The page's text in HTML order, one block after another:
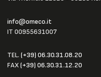
info@omeco.it
IT 00955631007
TEL. (+39) 06.30.31.08.20
FAX(+39) 06.30.31.12.20